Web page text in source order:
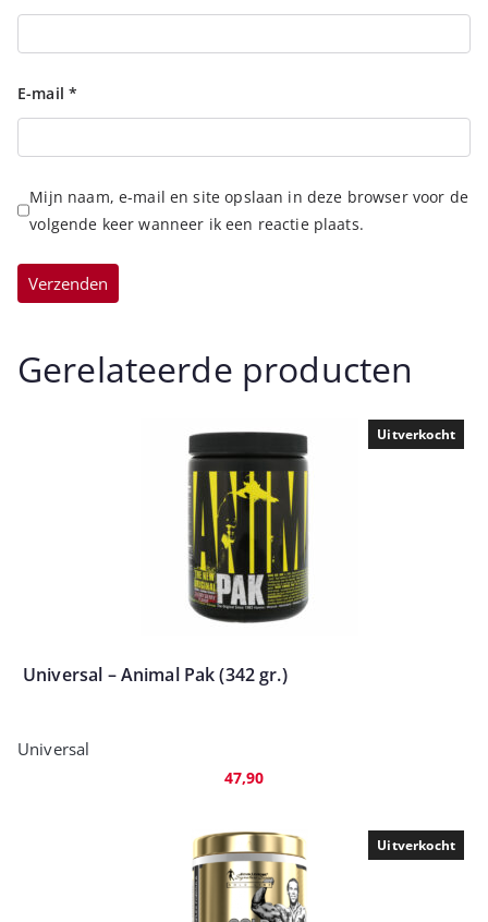
E-mail*
Mijn naam, e-mail en site opslaan in deze browser voor de
volgende keer wanneer ik een reactie plaats.
Gerelateerde producten
Uitverkocht
Universal – Animal Pak (342 gr.)
Universal
47,90
Uitverkocht